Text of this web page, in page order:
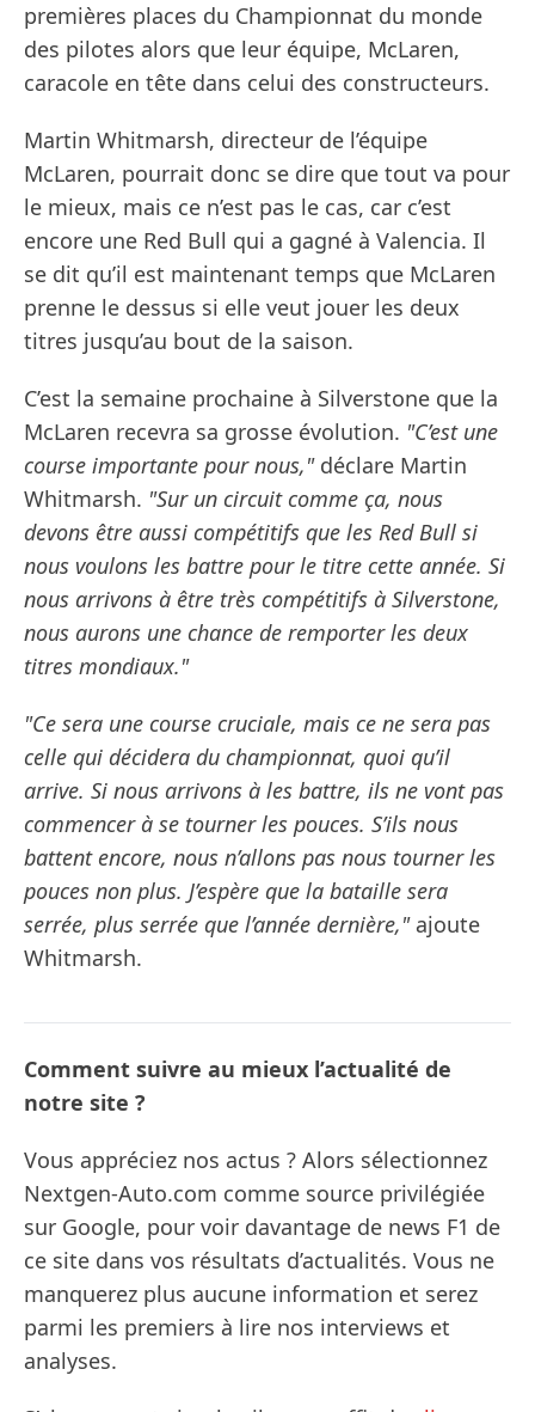
premières places du Championnat du monde
des pilotes alors que leur équipe, McLaren,
caracole en tête dans celui des constructeurs.
Martin Whitmarsh, directeur de l’équipe
McLaren, pourrait donc se dire que tout va pour
le mieux, mais ce n’est pas le cas, car c’est
encore une Red Bull qui a gagné à Valencia. Il
se dit qu’il est maintenant temps que McLaren
prenne le dessus si elle veut jouer les deux
titres jusqu’au bout de la saison.
C’est la semaine prochaine à Silverstone que la
McLaren recevra sa grosse évolution. "C’est une
course importante pour nous,"déclare Martin
Whitmarsh. "Sur un circuit comme ça, nous
devons être aussi compétitifs que les Red Bull si
nous voulons les battre pour le titre cette année. Si
nous arrivons à être très compétitifs à Silverstone,
nous aurons une chance de remporter les deux
titres mondiaux."
"Ce sera une course cruciale, mais ce ne sera pas
celle qui décidera du championnat, quoi qu’il
arrive. Si nous arrivons à les battre, ils ne vont pas
commencer à se tourner les pouces. S’ils nous
battent encore, nous n’allons pas nous tourner les
pouces non plus. J’espère que la bataille sera
serrée, plus serrée que l’année dernière,"ajoute
Whitmarsh.
Comment suivre au mieux l’actualité de
notre site ?
Vous appréciez nos actus ? Alors sélectionnez
Nextgen-Auto.com comme source privilégiée
sur Google, pour voir davantage de news F1 de
ce site dans vos résultats d’actualités. Vous ne
manquerez plus aucune information et serez
parmi les premiers à lire nos interviews et
analyses.